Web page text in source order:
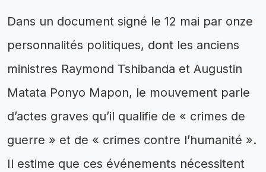
Dans un document signé le 12 mai par onze
personnalités politiques, dont les anciens
ministres Raymond Tshibanda et Augustin
Matata Ponyo Mapon, le mouvement parle
d’actes graves qu’il qualifie de « crimes de
guerre » et de « crimes contre l’humanité ».
Il estime que ces événements nécessitent